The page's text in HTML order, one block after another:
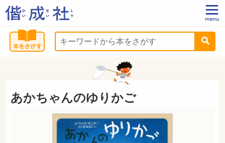
あかちゃんのゆりかご